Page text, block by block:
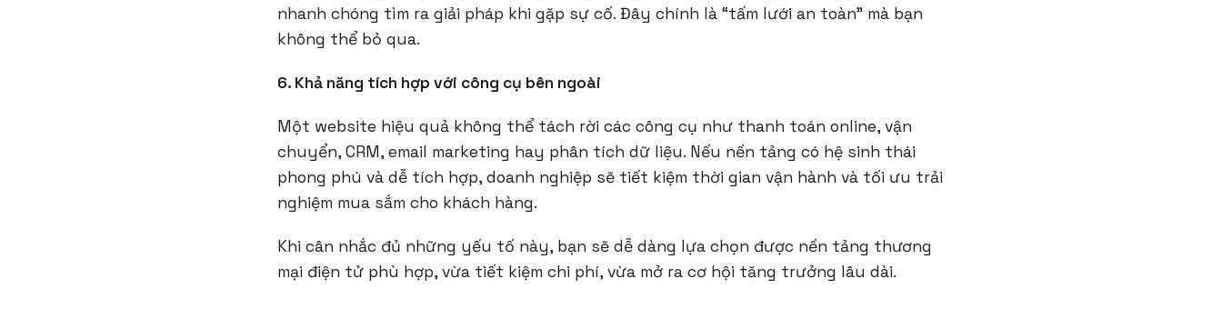
nhanh chóng tìm ra giải pháp khi gặp sự cố. Đây chính là “tấm lưới an toàn” mà bạn
không thể bỏ qua.
6. Khả năng tích hợp với công cụ bên ngoài
Một website hiệu quả không thể tách rời các công cụ như thanh toán online, vận
chuyển, CRM, email marketing hay phân tích dữ liệu. Nếu nền tảng có hệ sinh thái
phong phú và dễ tích hợp, doanh nghiệp sẽ tiết kiệm thời gian vận hành và tối ưu trải
nghiệm mua sắm cho khách hàng.
Khi cân nhắc đủ những yếu tố này, bạn sẽ dễ dàng lựa chọn được nền tảng thương
mại điện tử phù hợp, vừa tiết kiệm chi phí, vừa mở ra cơ hội tăng trưởng lâu dài.